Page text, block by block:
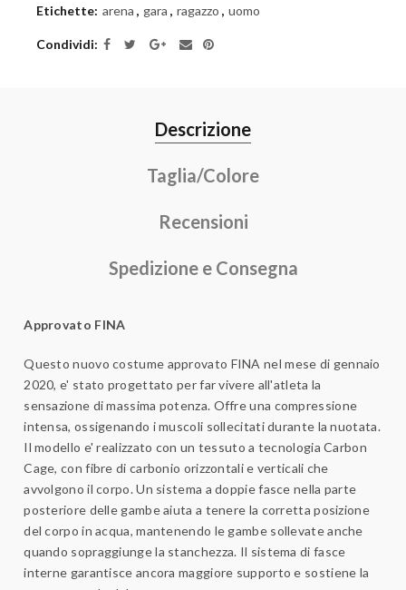
Etichette: arena , gara , ragazzo , uomo
Condividi
Descrizione
Taglia/Colore
Recensioni
Spedizione e Consegna
Approvato FINA
Questo nuovo costume approvato FINA nel mese di gennaio
2020, e' stato progettato per far vivere all'atleta la
sensazione di massima potenza. Offre una compressione
intensa, ossigenando i muscoli sollecitati durante la nuotata.
Il modello e' realizzato con un tessuto a tecnologia Carbon
Cage, con fibre di carbonio orizzontali e verticali che
avvolgono il corpo. Un sistema a doppie fasce nella parte
posteriore delle gambe aiuta a tenere la corretta posizione
del corpo in acqua, mantenendo le gambe sollevate anche
quando sopraggiunge la stanchezza. Il sistema di fasce
interne garantisce ancora maggiore supporto e sostiene la